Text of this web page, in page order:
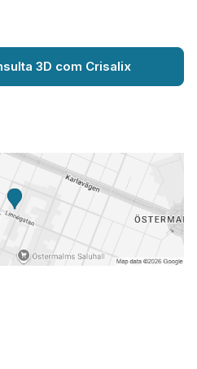
3D com Crisalix